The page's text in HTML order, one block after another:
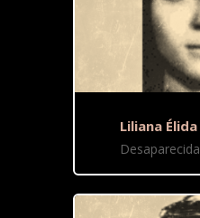
Liliana